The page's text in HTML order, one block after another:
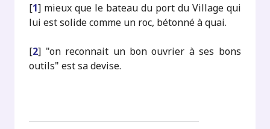
[1] mieux que le bateau du port du Village qui
lui est solide comme un roc, bétonné à quai.
[2] "on reconnait un bon ouvrier à ses bons
outils" est sa devise.